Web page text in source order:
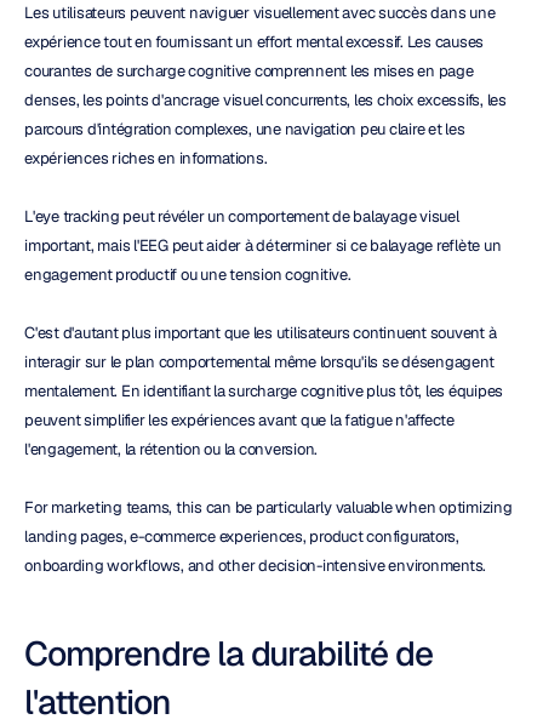
Les utilisateurs peuvent naviguer visuellement avec succès dans une
expérience tout en fournissant un effort mental excessif. Les causes
courantes de surcharge cognitive comprennent les mises en page
denses, les points d'ancrage visuel concurrents, les choix excessifs, les
parcours d'intégration complexes, une navigation peu claire et les
expériences riches en informations.
L'eye tracking peut révéler un comportement de balayage visuel
important, mais l'EEG peut aider à déterminer si ce balayage reflète un
engagement productif ou une tension cognitive.
C'est d'autant plus important que les utilisateurs continuent souvent à
interagir sur le plan comportemental même lorsqu'ils se désengagent
mentalement. En identifiant la surcharge cognitive plus tôt, les équipes
peuvent simplifier les expériences avant que la fatigue n'affecte
l'engagement, la rétention ou la conversion.
For marketing teams, this can be particularly valuable when optimizing
landing pages, e-commerce experiences, product configurators,
onboarding workflows, and other decision-intensive environments.
Comprendre la durabilité de
l'attention